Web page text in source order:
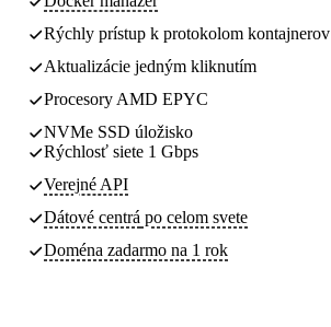
Rýchly prístup k protokolom kontajnerov
Aktualizácie jedným kliknutím
Procesory AMD EPYC
NVMe SSD úložisko
Rýchlosť siete 1 Gbps
Verejné API
Dátové centrá po celom svete
Doména zadarmo na 1 rok